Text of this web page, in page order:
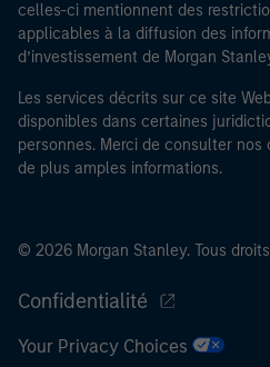
imposée. Morgan Stanley
Limited peut procéder à des
contrôles de sécurité requis,
obligations en vigueur pour
secteur financier destinées à
blanchiment d’argent et la
être tenus responsables de
informations à la suite d’une
déclaration, je confirme
celles-ci mentionnent des
applicables à la diffusion des
d’investissement de Morgan
Les services décrits sur ce site
disponibles dans certaines
personnes. Merci de consulter nos
de plus amples informations.
© 2026 Morgan Stanley. Tous
Confidentialité
Your Privacy Choices